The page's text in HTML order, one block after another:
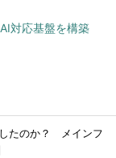
対応基盤を構築
たのか？ メインフ